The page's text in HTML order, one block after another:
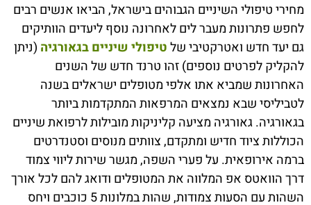
מחירי טיפולי השיניים הגבוהים בישראל, הביאו אנשים רבים
לחפש פתרונות מעבר לים לאחרונה נוסף ליעדים הוותיקים
גם יעד חדש ואטרקטיבי שלטיפולי שיניים בגאורגיה (ניתן
להקליק לפרטים נוספים) זהו טרנד חדש של השנים
האחרונות שמביא אתו אלפי מטופלים ישראלים בשנה
לטביליסי שבא נמצאים המרפאות המתקדמות ביותר
בגאורגיה. גאורגיה מציעה קליניקות מובילות לרפואת שיניים
הכוללות ציוד חדיש ומתקדם, צוותים מנוסים וסטנדרטים
ברמה אירופאית. על פערי השפה, מגשר שירות ליווי צמוד
דרך הוואטס אפ המלווה את המטופלים ודואג להם לכל אורך
השהות עם הסעות צמודות, שהות במלונות 5 כוכבים ויחס